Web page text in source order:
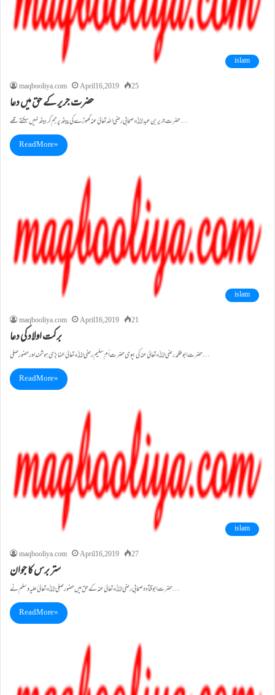
islam
maqbooliya.com
April 16, 2019 25
حضرت جریر کے حق میں دعا
حضرت جریر بن عبداﷲ صحابی رضی اللہ تعالیٰ عنہ گھوڑے کی پیٹھ پر جم کر بیٹھ نہیں سکتے تھے…
Read More »
islam
maqbooliya.com
April 16, 2019 21
برکت اولاد کی دعا
حضرت ابوطلحہ رضی اﷲ تعالیٰ عنہ کی بیوی حضرت اُمِ سلیم رضی اﷲ تعالیٰ عنہا بڑی ہوشمند اور حضور صلی…
Read More »
islam
maqbooliya.com
April 16, 2019 27
ستر برس کا جوان
حضرت ابو قتادہ صحابی رضی اﷲ تعالیٰ عنہ کے حق میں حضور صلی اﷲ تعالیٰ علیہ وسلم نے…
Read More »